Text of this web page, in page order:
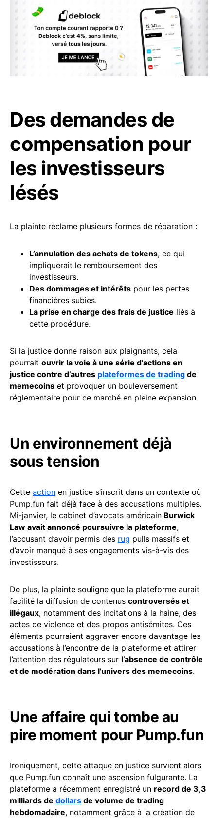
Des demandes de
compensation pour
les investisseurs
lésés
La plainte réclame plusieurs formes de réparation :
L’annulation des achats de tokens, ce qui
impliquerait le remboursement des
investisseurs.
Des dommages et intérêts pour les pertes
financières subies.
La prise en charge des frais de justice liés à
cette procédure.
Si la justice donne raison aux plaignants, cela
pourrait ouvrir la voie à une série d’actions en
justice contre d’autres plateformes de trading de
memecoins et provoquer un bouleversement
réglementaire pour ce marché en pleine expansion.
Un environnement déjà
sous tension
Cette action en justice s’inscrit dans un contexte où
Pump.fun fait déjà face à des accusations multiples.
Mi-janvier, le cabinet d’avocats américain Burwick
Law avait annoncé poursuivre la plateforme,
l’accusant d’avoir permis des rug pulls massifs et
d’avoir manqué à ses engagements vis-à-vis des
investisseurs.
De plus, la plainte souligne que la plateforme aurait
facilité la diffusion de contenus controversés et
illégaux, notamment des incitations à la haine, des
actes de violence et des propos antisémites. Ces
éléments pourraient aggraver encore davantage les
accusations à l’encontre de la plateforme et attirer
l’attention des régulateurs sur l’absence de contrôle
et de modération dans l’univers des memecoins.
Une affaire qui tombe au
pire moment pour Pump.fun
Ironiquement, cette attaque en justice survient alors
que Pump.fun connaît une ascension fulgurante. La
plateforme a récemment enregistré un record de 3,3
milliards de dollars de volume de trading
hebdomadaire, notamment grâce à la création de